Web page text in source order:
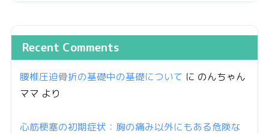
Recent Comments
腰椎圧迫骨折の基礎中の基礎について に のんちゃん
ママ より
心筋梗塞の初期症状：胸の痛み以外にもある危険な